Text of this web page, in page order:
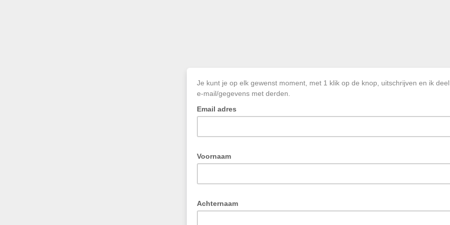
Je kunt je op elk gewenst moment, met 1 klik op de knop, uitschrijven en ik
e-mail/gegevens met derden.
Email adres
Voornaam
Achternaam